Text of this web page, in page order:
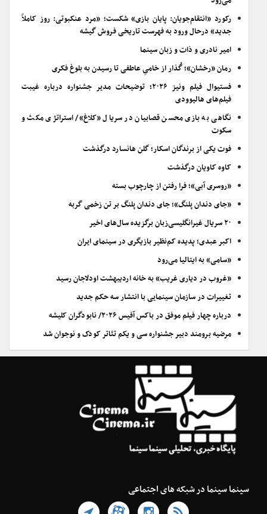
رکورد «انتقام‌جویان: پایان بازی» شکست؛ «مرد عنکبوتی: روز کاملاً
جدید» درحال ورود به فهرست تاریخی فروش گیشه
امیر نادری و ذات و زبان سینما
رمان «رخشان»؛ گُذار از خامیِ عاطفی تا رسیدن به بلوغ فکری
فستیوال فیلم ونیز ۲۰۲۶؛ توضیحات مدیر جشنواره درباره غیبت
فیلم‌های هالیوودی
نگاهی به بازی محسن قصابیان در سریال «کلاغ»/ استراتژی مکث و
سکوت
فوت یکی از برندگان اسکار؛ گلن هانسارد درگذشت
کاوه کاویان درگذشت
«روسری آبی»؛ فرا رفتن از چارچوب بسته
«جای دندان پلنگ»؛ جای دندان پلنگ بر تن زخمی گربه
۲۰ سریال غیرانگلیسی‌زبان برگزیده سال‌های اخیر
اکبر عبدی؛ پدیده کم‌نظیر بازیگری در سینمای ایران
«سامی» به ایتالیا می‌رود
«غروب در دیاری غریب» به خانه اردیبهشت اودلاجان رسید
تغییرات در سازمان سینمایی با انتشار سه حکم جدید
درباره چهار فیلم موفق در باکس آفیس ۲۰۲۶/ نابودگران کلیشه
مرضیه برومند دبیر جشنواره سی و یکم تئاتر کودک و نوجوان شد
سینما سینما در شبکه های اجتماعی